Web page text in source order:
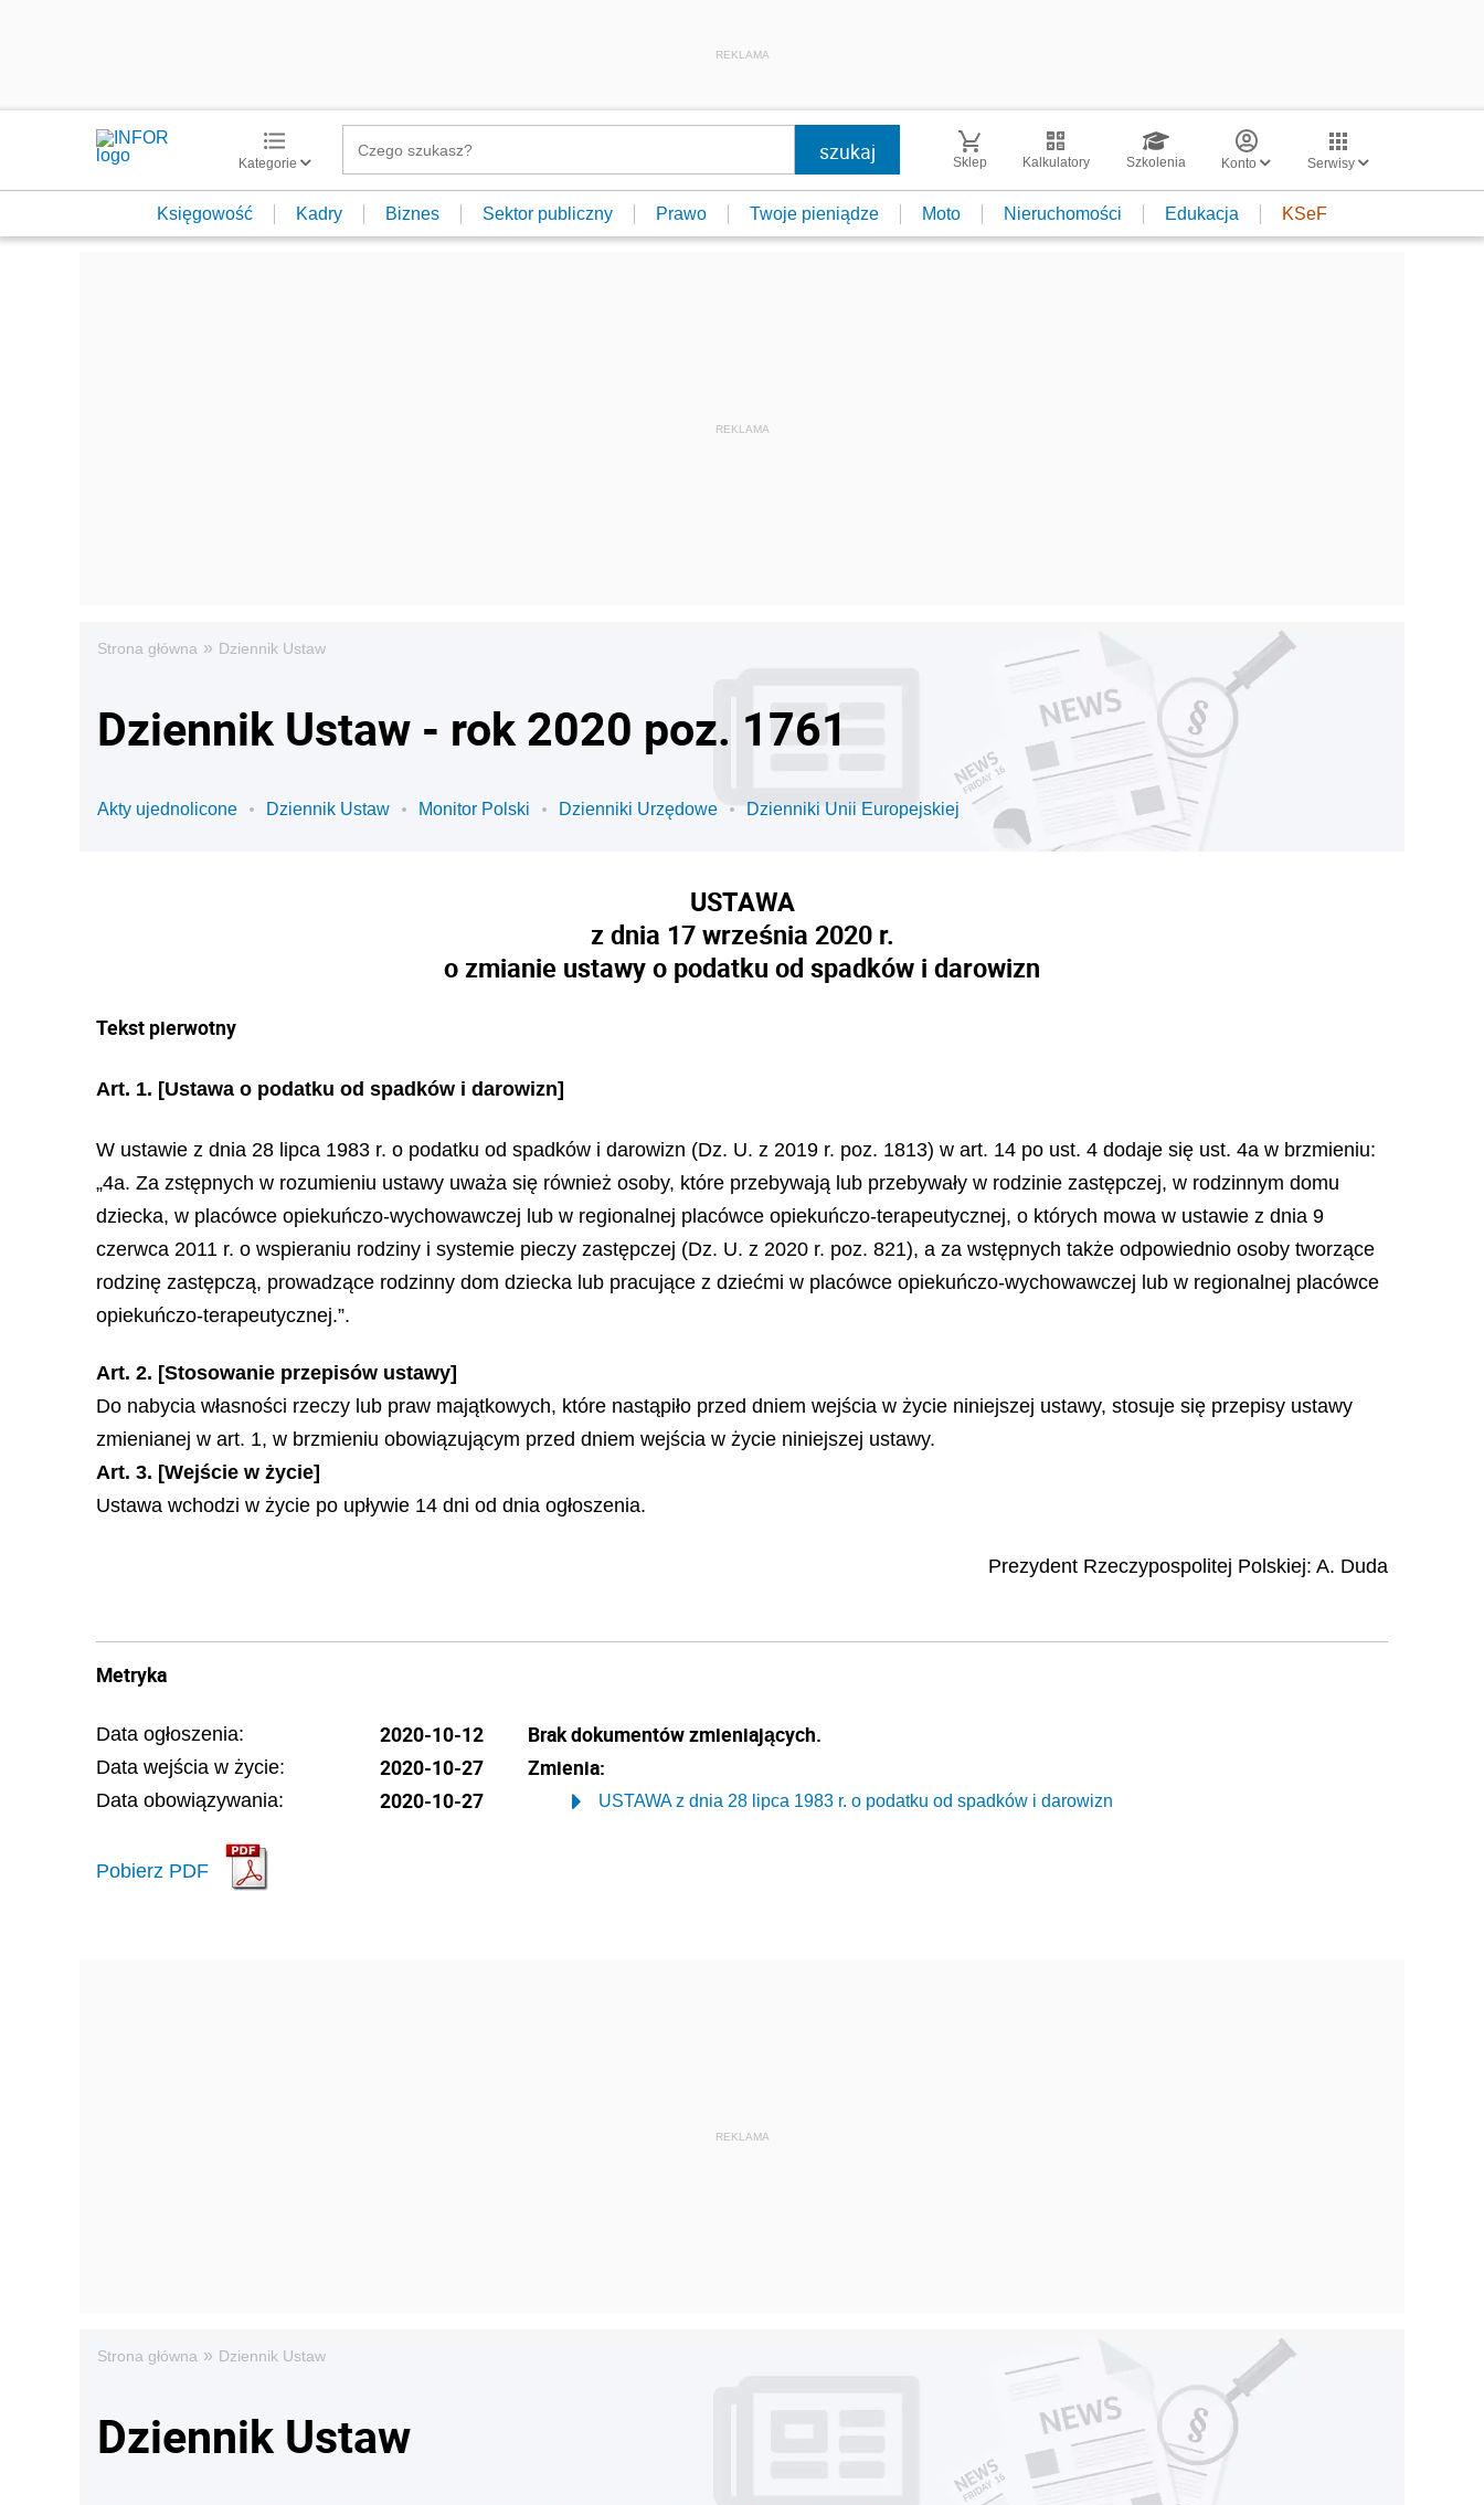
REKLAMA
Kategorie Sklep Kalkulatory Szkolenia Konto Serwisy
Księgowość Kadry Biznes Sektor publiczny Prawo Twoje pieniądze Moto Nieruchomości Edukacja KSeF
Strona główna » Dziennik Ustaw
Dziennik Ustaw - rok 2020 poz. 1761
Akty ujednolicone Dziennik Ustaw Monitor Polski Dzienniki Urzędowe Dzienniki Unii Europejskiej
USTAWA
z dnia 17 września 2020 r.
o zmianie ustawy o podatku od spadków i darowizn
Tekst pierwotny
Art. 1. [Ustawa o podatku od spadków i darowizn]
W ustawie z dnia 28 lipca 1983 r. o podatku od spadków i darowizn (Dz. U. z 2019 r. poz. 1813) w art. 14 po ust. 4 dodaje się ust. 4a w brzmieniu:
„4a. Za zstępnych w rozumieniu ustawy uważa się również osoby, które przebywają lub przebywały w rodzinie zastępczej, w rodzinnym domu
dziecka, w placówce opiekuńczo-wychowawczej lub w regionalnej placówce opiekuńczo-terapeutycznej, o których mowa w ustawie z dnia 9
czerwca 2011 r. o wspieraniu rodziny i systemie pieczy zastępczej (Dz. U. z 2020 r. poz. 821), a za wstępnych także odpowiednio osoby tworzące
rodzinę zastępczą, prowadzące rodzinny dom dziecka lub pracujące z dziećmi w placówce opiekuńczo-wychowawczej lub w regionalnej placówce
opiekuńczo-terapeutycznej.”.
Art. 2. [Stosowanie przepisów ustawy]
Do nabycia własności rzeczy lub praw majątkowych, które nastąpiło przed dniem wejścia w życie niniejszej ustawy, stosuje się przepisy ustawy
zmienianej w art. 1, w brzmieniu obowiązującym przed dniem wejścia w życie niniejszej ustawy.
Art. 3. [Wejście w życie]
Ustawa wchodzi w życie po upływie 14 dni od dnia ogłoszenia.
Prezydent Rzeczypospolitej Polskiej: A. Duda
Metryka
Data ogłoszenia: 2020-10-12
Data wejścia w życie: 2020-10-27
Data obowiązywania: 2020-10-27
Pobierz PDF
Brak dokumentów zmieniających.
Zmienia:
USTAWA z dnia 28 lipca 1983 r. o podatku od spadków i darowizn
Strona główna » Dziennik Ustaw
Dziennik Ustaw